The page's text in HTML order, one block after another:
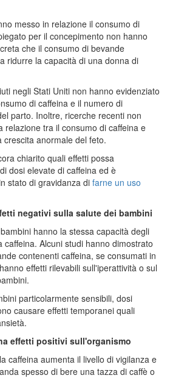
messo in relazione il consumo di
per il concepimento non hanno
che il consumo di bevande
ridurre la capacità di una donna di
negli Stati Uniti non hanno evidenziato
di caffeina e il numero di
parto. Inoltre, ricerche recenti non
relazione tra il consumo di caffeina e
crescita anormale del feto.
chiarito quali effetti possa
dosi elevate di caffeina ed è
stato di gravidanza di farne un uso
negativi sulla salute dei bambini
hanno la stessa capacità degli
caffeina. Alcuni studi hanno dimostrato
contenenti caffeina, se consumati in
effetti rilevabili sull'iperattività o sul
particolarmente sensibili, dosi
causare effetti temporanei quali
effetti positivi sull'organismo
caffeina aumenta il livello di vigilanza e
spesso di bere una tazza di caffè o